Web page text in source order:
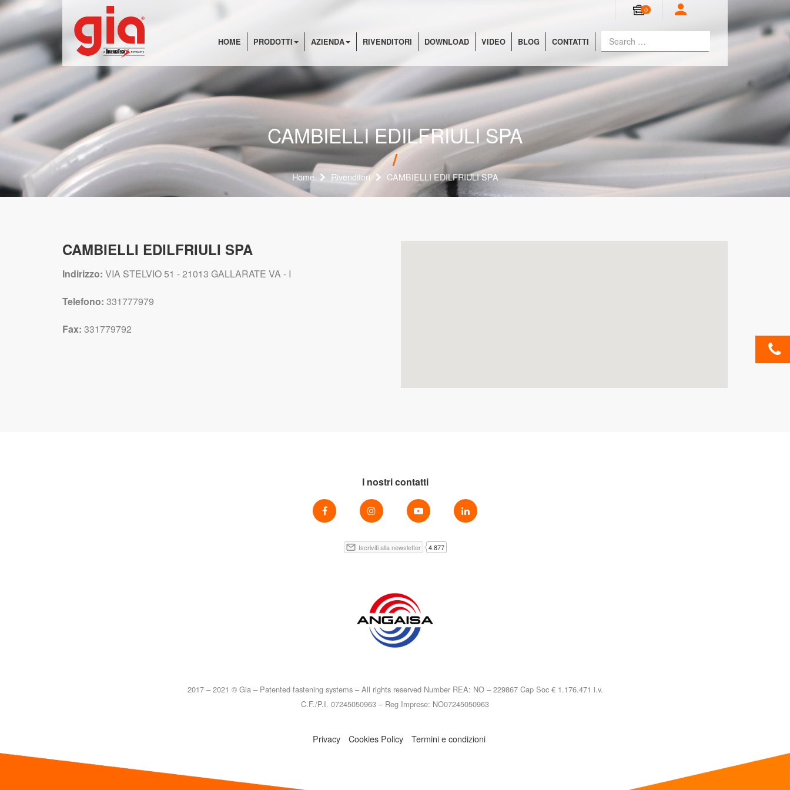
0
HOME PRODOTTI AZIENDA RIVENDITORI DOWNLOAD VIDEO BLOG CONTATTI
CAMBIELLI EDILFRIULI SPA
Home Rivenditori CAMBIELLI EDILFRIULI SPA
CAMBIELLI EDILFRIULI SPA
Indirizzo: VIA STELVIO 51 - 21013 GALLARATE VA - I
Telefono: 331777979
Fax: 331779792
I nostri contatti
2017 – 2021 © Gia – Patented fastening systems – All rights reserved Number REA: NO – 229867 Cap Soc € 1.176.471 i.v.
C.F./P.I. 07245050963 – Reg Imprese: NO07245050963
Privacy Cookies Policy Termini e condizioni